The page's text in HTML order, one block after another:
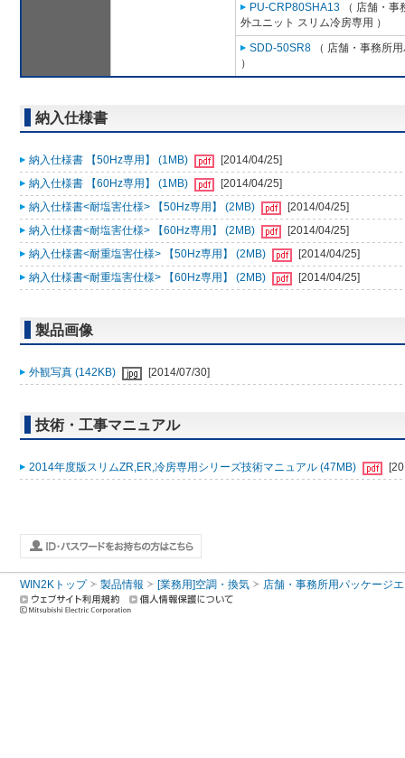
PU-CRP80SHA13 （ 店舗・
外ユニット スリム冷房専用 ）
SDD-50SR8 （ 店舗・事務所
）
納入仕様書
納入仕様書 【50Hz専用】 (1MB)
[2014/04/25]
納入仕様書 【60Hz専用】 (1MB)
[2014/04/25]
納入仕様書<耐塩害仕様> 【50Hz専用】 (2MB)
[2014/04/25]
納入仕様書<耐塩害仕様> 【60Hz専用】 (2MB)
[2014/04/25]
納入仕様書<耐重塩害仕様> 【50Hz専用】 (2MB)
[2014/04/25]
納入仕様書<耐重塩害仕様> 【60Hz専用】 (2MB)
[2014/04/25]
製品画像
外観写真 (142KB) [2014/07/30]
技術・工事マニュアル
2014年度版スリムZR,ER,冷房専用シリーズ技術マニュアル (47MB)
WIN2Kトップ 製品情報 [業務用]空調・換気 店舗・事務所用パッケージ